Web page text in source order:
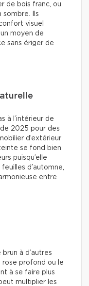
de bois franc, ou
sombre. Ils
visuel
moyen de
sans ériger de
à l’intérieur de
2025 pour des
d’extérieur
se fond bien
puisqu’elle
d’automne,
entre
brun à d’autres
rose profond ou le
à se faire plus
multiplier les